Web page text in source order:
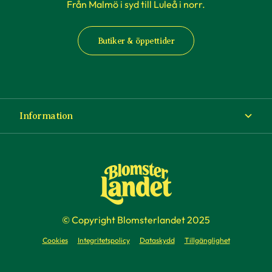
Från Malmö i syd till Luleå i norr.
Butiker & öppettider
Information
Köp- och leveransvillkor
Företag
© Copyright Blomsterlandet 2025
Cookies Integritetspolicy Dataskydd Tillgänglighet